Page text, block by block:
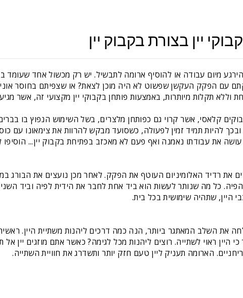
יין בצורת בקבוק יין
מיום עבודה או להוסיף ארומה לתבשיל. יש רק מכשול אחד שעומד
עם הפקק העקשן שפשוט לא היה מוכן לצאת? או שצפיתם בחוסר
וללא תקלות מיותרות, באמצעות פותחן בקבוקי יין מקצועי זה, אשר
קלאסי, אשר קרוי גם כפותחן מלצרים, בשל השימוש הנפוץ בו
להיות תמיד זמין לפעולה, כשסועד מבקש להרוות את צימאונו עם
את עבודתו נאמנה ואף פעם לא מאכזב בפתיחת בקבוק יין... הוסיפו
את רדיד האלומיניום העוטף את הפקק. לאחר מכן נועצים את הבורג
כל מה שנותר לעשות הוא ביד אחת לחבר את הידית לפיה וביד
היין, שתהיה שימושית בכל בית.
את השלב המאתגר ביותר, הנה כמה דרכים ליהנות משתיית היין.
היין ראוי לשתייה. רוצים ליהנות מכל לגימה? כאשר אתם מוזגים יין
הארומה תעניק ליין טעם חזק יותר ותשדרג את חוויית השתייה.